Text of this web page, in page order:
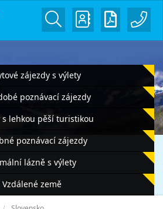
zájezdy s výlety
poznávací zájezdy
s lehkou pěší turistikou
poznávací zájezdy
lázně s výlety
Vzdálené země